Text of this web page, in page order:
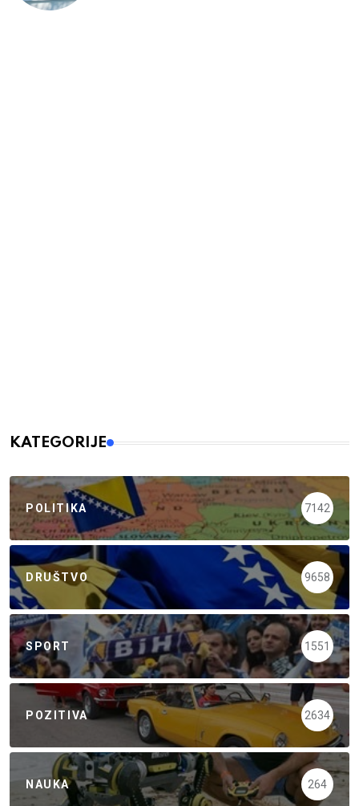
KATEGORIJE
POLITIKA 7142
DRUŠTVO 9658
SPORT 1551
POZITIVA 2634
NAUKA 264